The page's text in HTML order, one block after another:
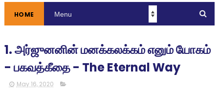
HOME
1. அர்ஜுனனின் மனக்கலக்கம் எனும் யோகம்
- பகவத்கீதை - The Eternal Way
May 16, 2020